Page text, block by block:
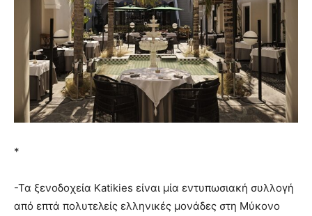
*
-Τα ξενοδοχεία Katikies είναι μία εντυπωσιακή συλλογή
από επτά πολυτελείς ελληνικές μονάδες στη Μύκονο